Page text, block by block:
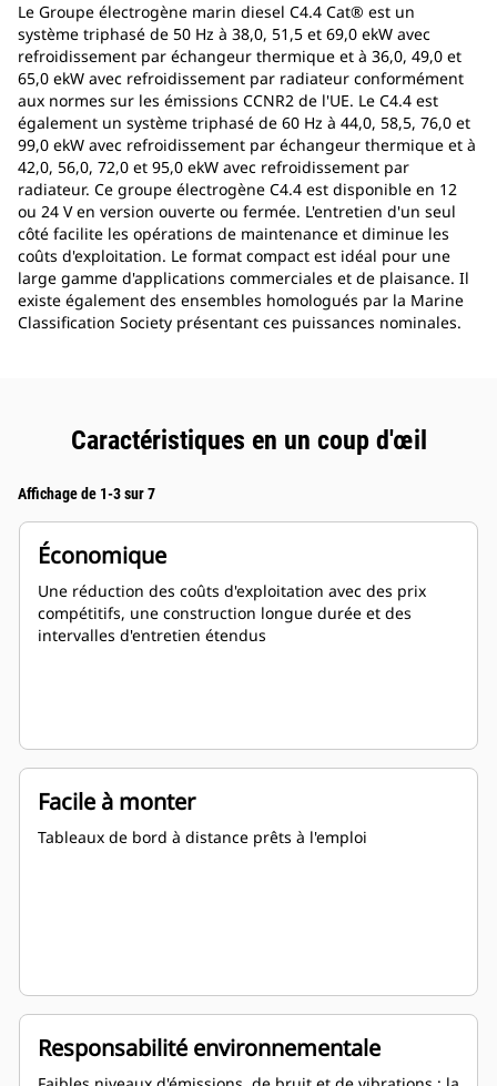
Le Groupe électrogène marin diesel C4.4 Cat® est un
système triphasé de 50 Hz à 38,0, 51,5 et 69,0 ekW avec
refroidissement par échangeur thermique et à 36,0, 49,0 et
65,0 ekW avec refroidissement par radiateur conformément
aux normes sur les émissions CCNR2 de l'UE. Le C4.4 est
également un système triphasé de 60 Hz à 44,0, 58,5, 76,0 et
99,0 ekW avec refroidissement par échangeur thermique et à
42,0, 56,0, 72,0 et 95,0 ekW avec refroidissement par
radiateur. Ce groupe électrogène C4.4 est disponible en 12
ou 24 V en version ouverte ou fermée. L'entretien d'un seul
côté facilite les opérations de maintenance et diminue les
coûts d'exploitation. Le format compact est idéal pour une
large gamme d'applications commerciales et de plaisance. Il
existe également des ensembles homologués par la Marine
Classification Society présentant ces puissances nominales.
Caractéristiques en un coup d'œil
Affichage de 1-3 sur 7
Économique
Une réduction des coûts d'exploitation avec des prix
compétitifs, une construction longue durée et des
intervalles d'entretien étendus
Facile à monter
Tableaux de bord à distance prêts à l'emploi
Responsabilité environnementale